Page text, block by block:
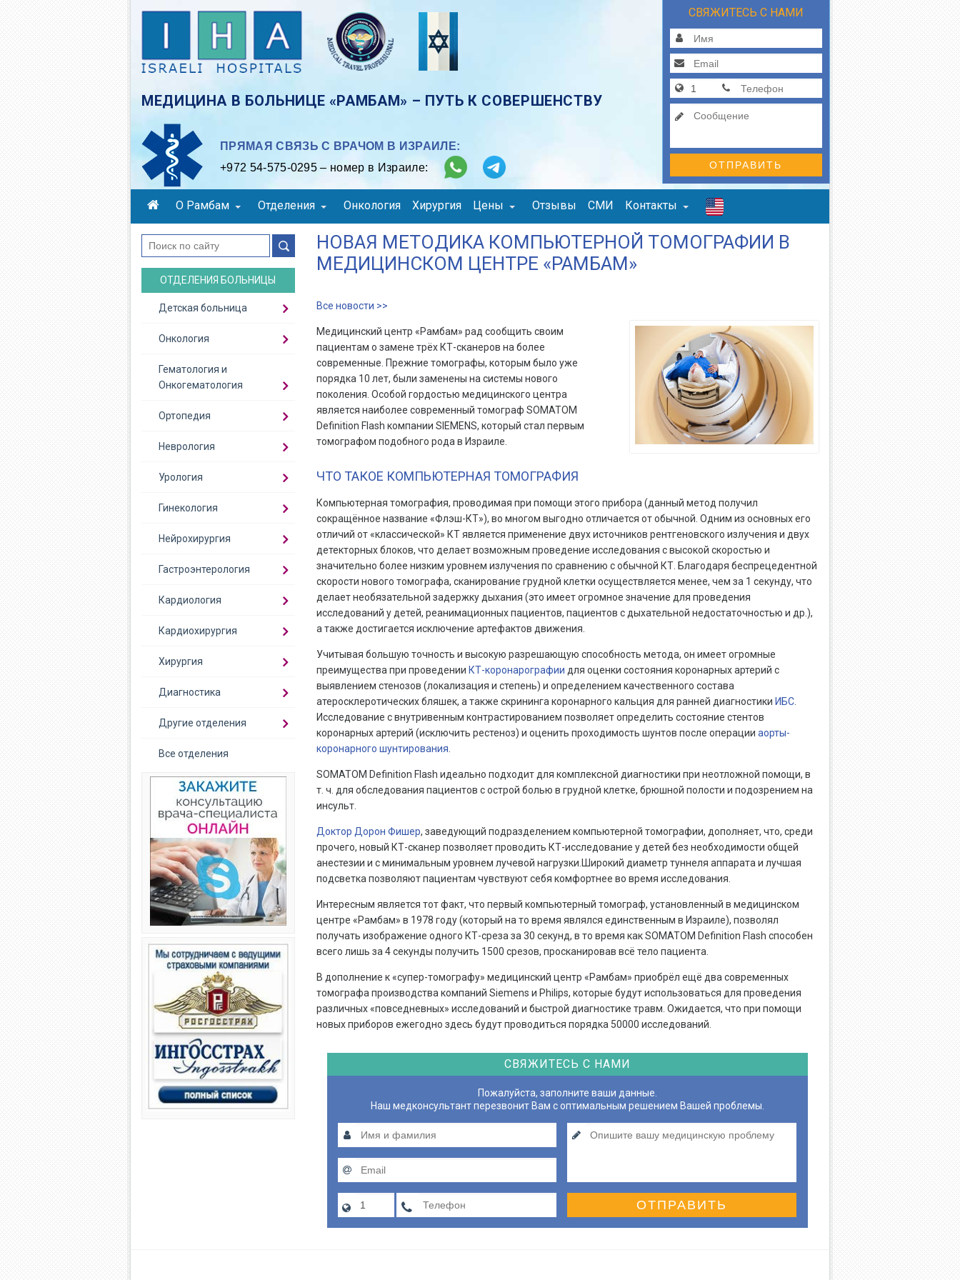
content
МЕДИЦИНА В БОЛЬНИЦЕ «РАМБАМ» – ПУТЬ К СОВЕРШЕНСТВУ
ПРЯМАЯ СВЯЗЬ С ВРАЧОМ В ИЗРАИЛЕ:
+972 54-575-0295 – номер в Израиле:
СВЯЖИТЕСЬ С НАМИ
ОТПРАВИТЬ
О Рамбам Отделения Онкология Хирургия Цены Отзывы СМИ Контакты
НОВАЯ МЕТОДИКА КОМПЬЮТЕРНОЙ ТОМОГРАФИИ В
МЕДИЦИНСКОМ ЦЕНТРЕ «РАМБАМ»
Все новости >>
Медицинский центр «Рамбам» рад сообщить своим
пациентам о замене трёх КТ-сканеров на более
современные. Прежние томографы, которым было уже
порядка 10 лет, были заменены на системы нового
поколения. Особой гордостью медицинского центра
является наиболее современный томограф SOMATOM
Definition Flash компании SIEMENS, который стал первым
томографом подобного рода в Израиле.
ЧТО ТАКОЕ КОМПЬЮТЕРНАЯ ТОМОГРАФИЯ
Компьютерная томография, проводимая при помощи этого прибора (данный метод получил
сокращённое название «Флэш-КТ»), во многом выгодно отличается от обычной. Одним из основных его
отличий от «классической» КТ является применение двух источников рентгеновского излучения и двух
детекторных блоков, что делает возможным проведение исследования с высокой скоростью и
значительно более низким уровнем излучения по сравнению с обычной КТ. Благодаря беспрецедентной
скорости нового томографа, сканирование грудной клетки осуществляется менее, чем за 1 секунду, что
делает необязательной задержку дыхания (это имеет огромное значение для проведения
исследований у детей, реанимационных пациентов, пациентов с дыхательной недостаточностью и др.),
а также достигается исключение артефактов движения.
Учитывая большую точность и высокую разрешающую способность метода, он имеет огромные
преимущества при проведении КТ-коронарографии для оценки состояния коронарных артерий с
выявлением стенозов (локализация и степень) и определением качественного состава
атеросклеротических бляшек, а также скрининга коронарного кальция для ранней диагностики ИБС.
Исследование с внутривенным контрастированием позволяет определить состояние стентов
коронарных артерий (исключить рестеноз) и оценить проходимость шунтов после операции аорты-
коронарного шунтирования
SOMATOM Definition Flash идеально подходит для комплексной диагностики при неотложной помощи, в
т. ч. для обследования пациентов с острой болью в грудной клетке, брюшной полости и подозрением на
инсульт.
Доктор Дорон Фишер, заведующий подразделением компьютерной томографии, дополняет, что, среди
прочего, новый КТ-сканер позволяет проводить КТ-исследование у детей без необходимости общей
анестезии и с минимальным уровнем лучевой нагрузки.Широкий диаметр туннеля аппарата и лучшая
подсветка позволяют пациентам чувствуют себя комфортнее во время исследования.
Интересным является тот факт, что первый компьютерный томограф, установленный в медицинском
центре «Рамбам» в 1978 году (который на то время являлся единственным в Израиле), позволял
получать изображение одного КТ-среза за 30 секунд, в то время как SOMATOM Definition Flash способен
всего лишь за 4 секунды получить 1500 срезов, просканировав всё тело пациента.
В дополнение к «супер-томографу» медицинский центр «Рамбам» приобрёл ещё два современных
томографа производства компаний Siemens и Philips, которые будут использоваться для проведения
различных «повседневных» исследований и быстрой диагностике травм. Ожидается, что при помощи
новых приборов ежегодно здесь будут проводиться порядка 50000 исследований.
СВЯЖИТЕСЬ С НАМИ
Пожалуйста, заполните ваши данные.
Наш медконсультант перезвонит Вам с оптимальным решением Вашей проблемы.
ОТПРАВИТЬ
поиск
ОТДЕЛЕНИЯ БОЛЬНИЦЫ
Детская больница
Онкология
Гематология и
Онкогематология
Ортопедия
Неврология
Урология
Гинекология
Нейрохирургия
Гастроэнтерология
Кардиология
Кардиохирургия
Хирургия
Диагностика
Другие отделения
Все отделения